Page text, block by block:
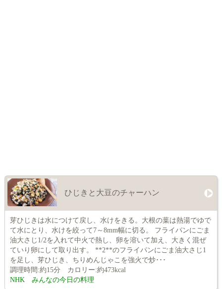
ひじきと大豆のチャーハン
芽ひじきは水につけて戻し、水けをきる。大根の葉は熱湯でゆで
て水にとり、水けを絞って7～8mm幅に切る。 フライパンにごま
油大さじ1/2を入れて中火で熱し、卵を溶いて加え、大きく混ぜ
ていり卵にして取り出す。 **2**のフライパンにごま油大さじ1
を足し、芽ひじき、ちりめんじゃこを強火で炒･･･
調理時間:約15分 カロリー:約473kcal
NHK みんなの今日の料理